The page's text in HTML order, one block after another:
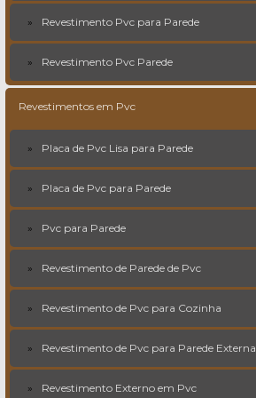
Revestimento Pvc para Parede
Revestimento Pvc Parede
Revestimentos em Pvc
Placa de Pvc Lisa para Parede
Placa de Pvc para Parede
Pvc para Parede
Revestimento de Parede de Pvc
Revestimento de Pvc para Cozinha
Revestimento de Pvc para Parede Externa
Revestimento Externo em Pvc